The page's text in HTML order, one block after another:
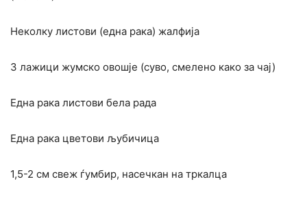
Неколку листови (една рака) жалфија
3 лажици жумско овошје (суво, смелено како за чај)
Една рака листови бела рада
Една рака цветови љубичица
1,5-2 см свеж ѓумбир, насечкан на тркалца